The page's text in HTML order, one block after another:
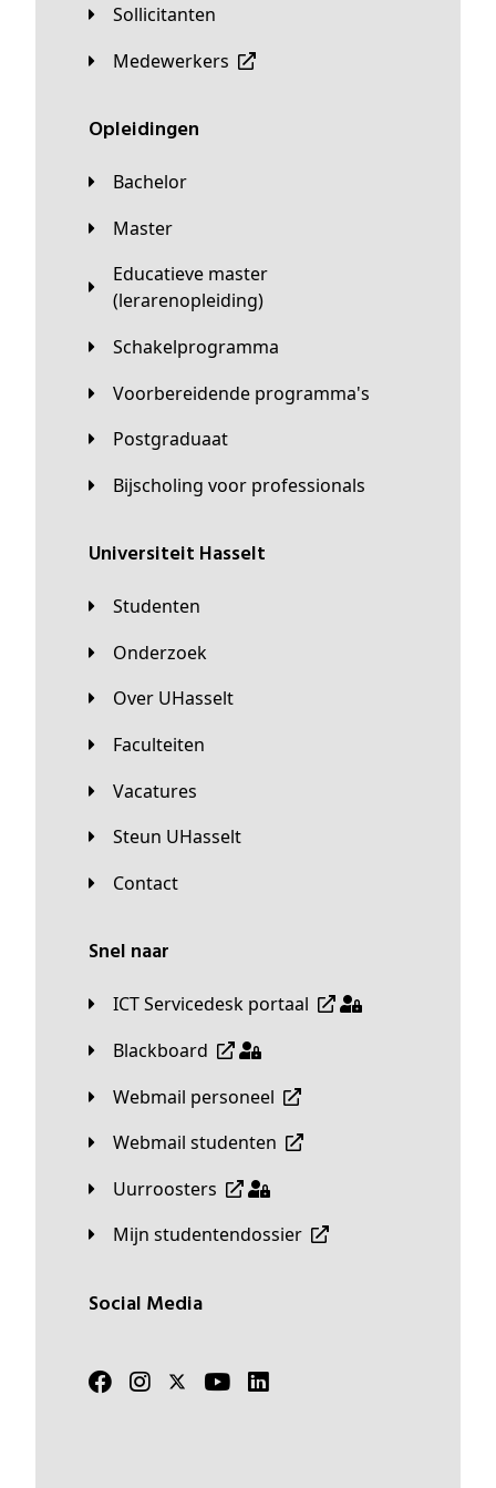
Sollicitanten
Medewerkers
Opleidingen
Bachelor
Master
Educatieve master
(lerarenopleiding)
Schakelprogramma
Voorbereidende programma's
Postgraduaat
Bijscholing voor professionals
universiteit Hasselt
Studenten
Onderzoek
Over UHasselt
Faculteiten
Vacatures
Steun UHasselt
Contact
Snel naar
ICT Servicedesk portaal
Blackboard
Webmail personeel
Webmail studenten
Uurroosters
Mijn studentendossier
Social Media